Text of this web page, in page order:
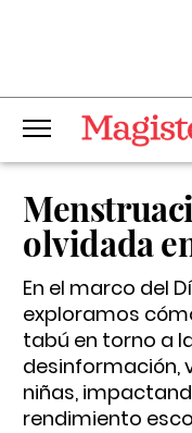
olvidada
En el marco del
exploramos
tabú en torno a
desinformación,
niñas,
rendimiento